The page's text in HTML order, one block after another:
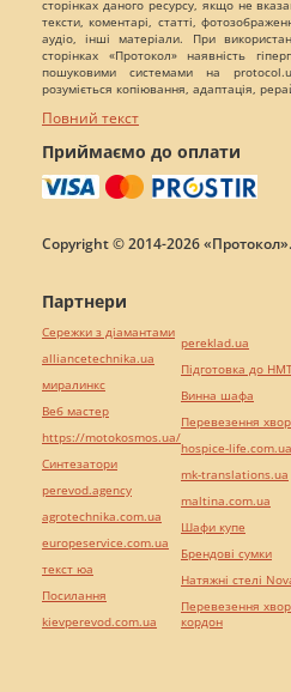
сторінках даного ресурсу, якщо не
тексти, коментарі, статті,
аудіо, інші матеріали. При
сторінках «Протокол» наявність
пошуковими системами на
розуміється копіювання, адаптація,
Повний текст
Приймаємо до оплати
Copyright © 2014-2026
Партнери
Сережки з діамантами
alliancetechnika.ua
миралинкс
Веб мастер
https://motokosmos.ua/
Синтезатори
perevod.agency
agrotechnika.com.ua
europeservice.com.ua
текст юа
Посилання
kievperevod.com.ua
pereklad.ua
Підготовка до
Винна шафа
Перевезення
hospice-
mk-translations.ua
maltina.com.ua
Шафи купе
Брендові сумки
Натяжні стелі
Перевезення
кордон